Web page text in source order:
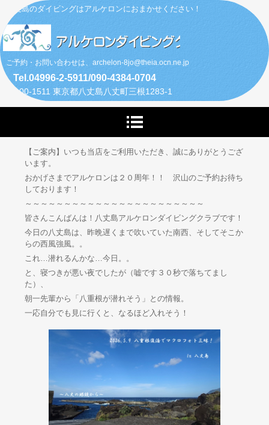
八丈島のダイビングはアルケロンにおまかせください！
ご予約・お問い合わせは、archelon-8jo@theia.ocn.ne.jp
Tel.04996-2-5911/090-4384-0704
〒100-1511 東京都八丈島八丈町三根1283-1
【ご案内】いつも当店をご利用いただき、誠にありがとうござ
います。
おかげさまでアルケロンは２０周年！！ 沢山のご予約お待ち
しております！
～～～～～～～～～～～～～～～～～～～～～～～
皆さんこんばんは！八丈島アルケロンダイビングクラブです！
今日の八丈島は、昨晩遅くまで吹いていた南西、そしてそこか
らの西風強風。。
これ…潜れるんかな…今日。。
と、寝つきが悪い夜でしたが（嘘です３０秒で落ちてまし
た）、
朝一先輩から「八重根が潜れそう」との情報。
一応自分でも見に行くと、なるほど入れそう！